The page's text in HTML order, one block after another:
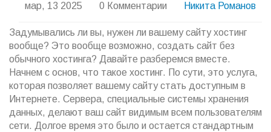
мар, 13 2025 0 Комментарии Никита Романов
Задумывались ли вы, нужен ли вашему сайту хостинг
вообще? Это вообще возможно, создать сайт без
обычного хостинга? Давайте разберемся вместе.
Начнем с основ, что такое хостинг. По сути, это услуга,
которая позволяет вашему сайту стать доступным в
Интернете. Сервера, специальные системы хранения
данных, делают ваш сайт видимым всем пользователям
сети. Долгое время это было и остается стандартным